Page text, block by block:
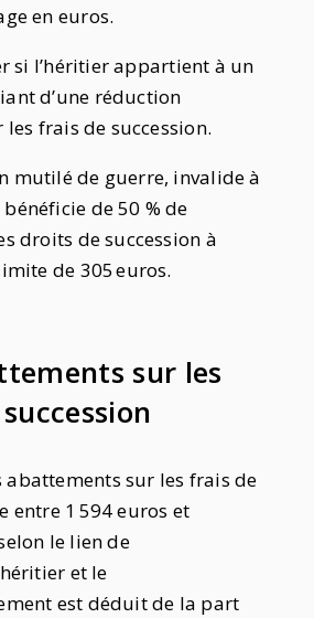
en euros.
si l’héritier appartient à un
d’une réduction
frais de succession.
mutilé de guerre, invalide à
de 50 % de
droits de succession à
de 305 euros.
sur les
abattements sur les frais de
entre 1 594 euros et
le lien de
et le
est déduit de la part